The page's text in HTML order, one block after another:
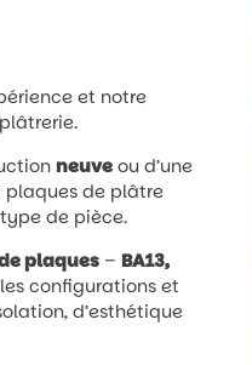
et notre
neuve ou d’une
plaques de plâtre
de pièce.
plaques – BA13,
configurations et
d’esthétique